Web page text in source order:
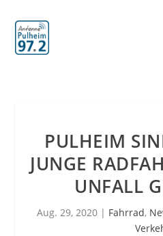
PULHEIM
JUNGE
UNFALL
Aug. 29, 2020| Fahrrad,